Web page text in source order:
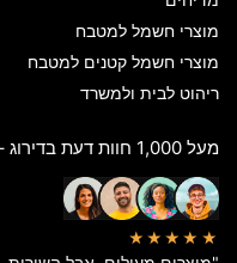
מוצרי חשמל למטבח
מוצרי חשמל קטנים למטבח
ריהוט לבית ולמשרד
מעל 1,000 חוות דעת בדירוג – 5 כוכבים
★★★★★